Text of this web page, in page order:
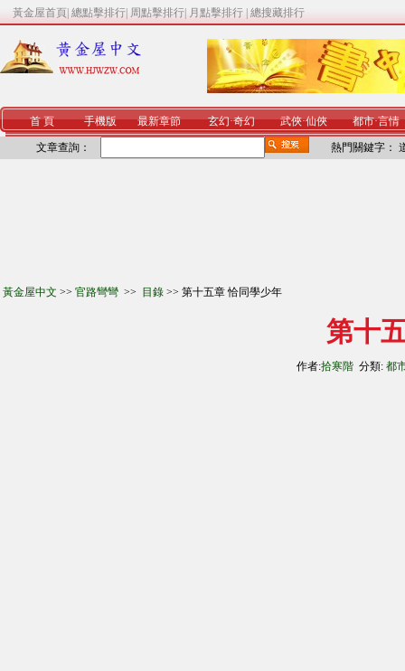
黃金屋首頁 總點擊排行 周點擊排行 月點擊排行 總搜藏排行
首 頁 手機版 最新章節 玄幻·奇幻 武俠·仙俠 都市·言情
文章查詢： 熱門關鍵字：
黃金屋中文 >> 官路彎彎 >> 目錄 >> 第十五章 恰同學少年
第十
作者:拾寒階 分類: 都